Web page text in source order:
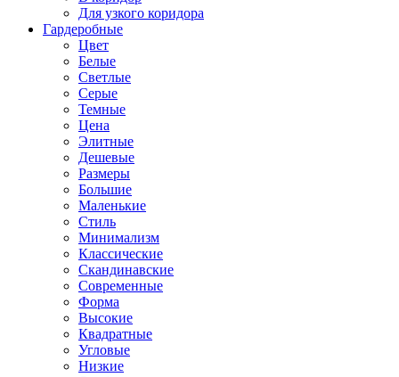
Для узкого коридора
Гардеробные
Цвет
Белые
Светлые
Серые
Темные
Цена
Элитные
Дешевые
Размеры
Большие
Маленькие
Стиль
Минимализм
Классические
Скандинавские
Современные
Форма
Высокие
Квадратные
Угловые
Низкие